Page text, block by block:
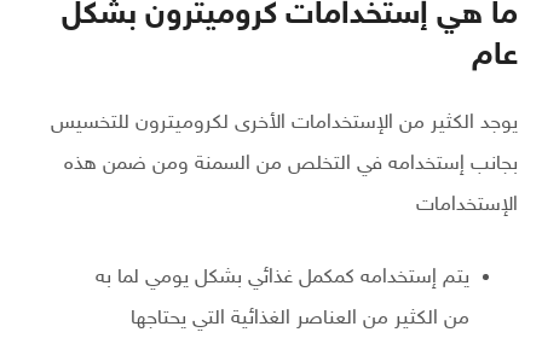
ما هي إستخدامات كروميترون بشكل
عام
يوجد الكثير من الإستخدامات الأخرى لكروميترون للتخسيس
بجانب إستخدامه في التخلص من السمنة ومن ضمن هذه
الإستخدامات
يتم إستخدامه كمكمل غذائي بشكل يومي لما به
من الكثير من العناصر الغذائية التي يحتاجها